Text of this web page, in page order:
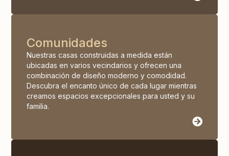
Comunidades
Nuestras casas construidas a medida están
ubicadas en varios vecindarios y ofrecen una
combinación de diseño moderno y comodidad.
Descubra el encanto único de cada lugar mientras
creamos espacios excepcionales para usted y su
familia.